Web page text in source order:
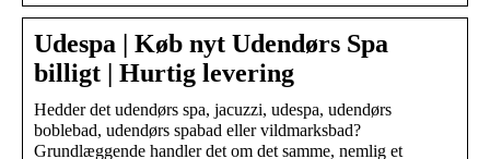
Udespa | Køb nyt Udendørs Spa
billigt | Hurtig levering
Hedder det udendørs spa, jacuzzi, udespa, udendørs
boblebad, udendørs spabad eller vildmarksbad?
Grundlæggende handler det om det samme, nemlig et